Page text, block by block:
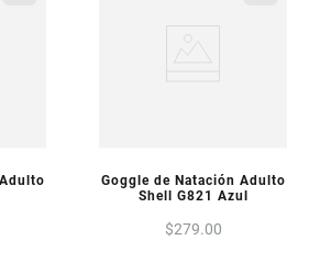
VISTA PREVIA
Goggle de Natación Adulto
Shell G821 Azul
$279.00